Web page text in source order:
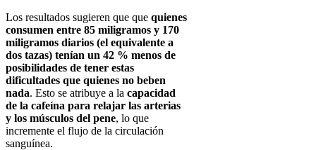
Los resultados sugieren que que quienes
consumen entre 85 miligramos y 170
miligramos diarios (el equivalente a
dos tazas) tenían un 42 % menos de
posibilidades de tener estas
dificultades que quienes no beben
nada. Esto se atribuye a la capacidad
de la cafeína para relajar las arterias
y los músculos del pene, lo que
incremente el flujo de la circulación
sanguínea.